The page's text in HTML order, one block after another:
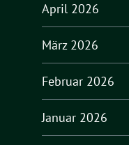
April 2026
März 2026
Februar 2026
Januar 2026